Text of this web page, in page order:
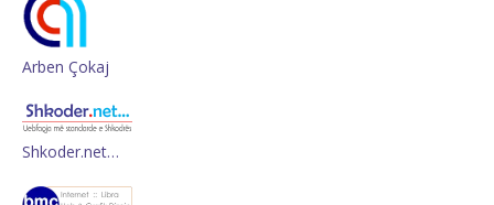
Arben Çokaj
Shkoder.net…